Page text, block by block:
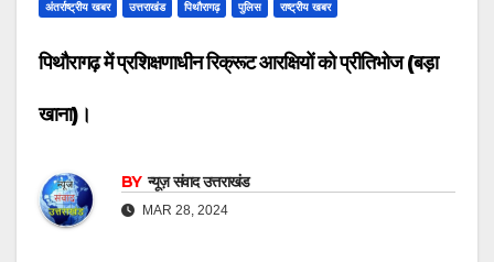
अंतर्राष्ट्रीय खबर उत्तराखंड पिथौरागढ़ पुलिस राष्ट्रीय खबर
पिथौरागढ़ में प्रशिक्षणाधीन रिक्रूट आरक्षियों को प्रीतिभोज (बड़ा
खाना)।
BY न्यूज़ संवाद उत्तराखंड
MAR 28, 2024